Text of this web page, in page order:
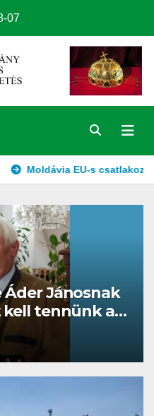
07
s csatlakozása és Székelyföld
Áder Jánosnak
tennünk a